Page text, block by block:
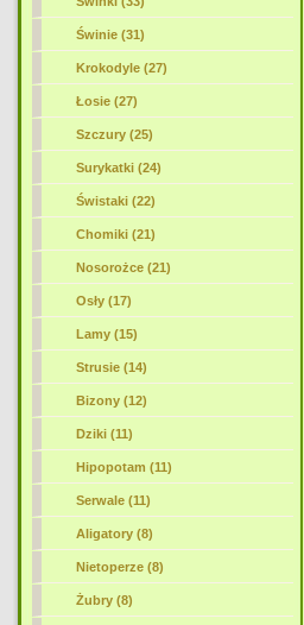
Świnie (31)
Krokodyle (27)
Łosie (27)
Szczury (25)
Surykatki (24)
Świstaki (22)
Chomiki (21)
Nosorożce (21)
Osły (17)
Lamy (15)
Strusie (14)
Bizony (12)
Dziki (11)
Hipopotam (11)
Serwale (11)
Aligatory (8)
Nietoperze (8)
Żubry (8)